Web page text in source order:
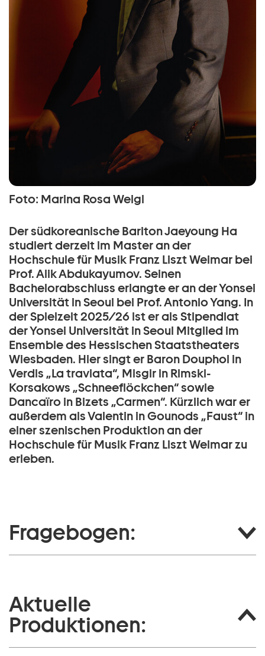
Foto: Marina Rosa Weigl
Der südkoreanische Bariton Jaeyoung Ha
studiert derzeit im Master an der
Hochschule für Musik Franz Liszt Weimar bei
Prof. Alik Abdukayumov. Seinen
Bachelorabschluss erlangte er an der Yonsei
Universität in Seoul bei Prof. Antonio Yang. In
der Spielzeit 2025/26 ist er als Stipendiat
der Yonsei Universität in Seoul Mitglied im
Ensemble des Hessischen Staatstheaters
Wiesbaden. Hier singt er Baron Douphol in
Verdis „La traviata“, Misgir in Rimski-
Korsakows „Schneeflöckchen“ sowie
Dancaïro in Bizets „Carmen“. Kürzlich war er
außerdem als Valentin in Gounods „Faust“ in
einer szenischen Produktion an der
Hochschule für Musik Franz Liszt Weimar zu
erleben.
Fragebogen:
Aktuelle
Produktionen: